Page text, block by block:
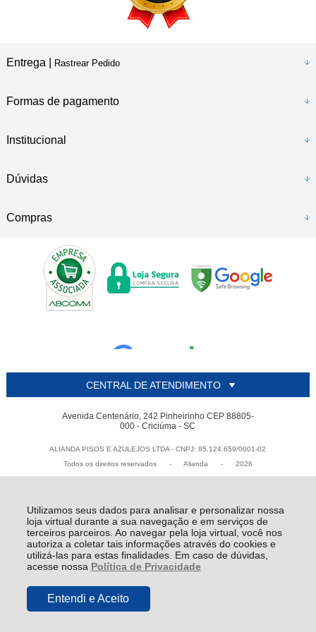
Utilizamos seus dados para analisar e personalizar nossa
loja virtual durante a sua navegação e em serviços de
terceiros parceiros. Ao navegar pela loja virtual, você nos
autoriza a coletar tais informações através do cookies e
utilizá-las para estas finalidades. Em caso de dúvidas,
acesse nossa Política de Privacidade
Entendi e Aceito
Entrega | Rastrear Pedido
Formas de pagamento
Institucional
Dúvidas
Compras
CENTRAL DE ATENDIMENTO
Avenida Centenário, 242 Pinheirinho CEP 88805-
000 - Criciúma - SC
ALIANDA PISOS E AZULEJOS LTDA - CNPJ: 85.124.659/0001-02
Todos os direitos reservados
- Alianda - 2026
R$ 6,19